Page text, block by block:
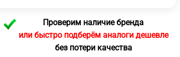
Проверим наличие бренда
или быстро подберём аналоги дешевле
без потери качества